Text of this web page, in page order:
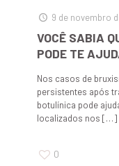
9 de novembro
VOCÊ SABIA
PODE TE
Nos casos de
persistentes após
botulínica pode
localizados nos […]
0